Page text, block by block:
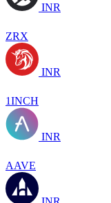
INR
ZRX
INR
1INCH
INR
AAVE